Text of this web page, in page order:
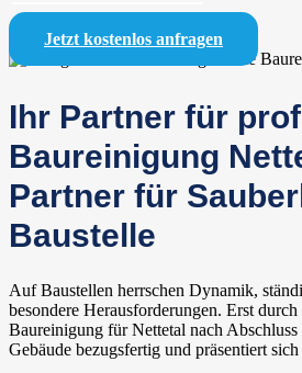
Jetzt kostenlos anfragen
Ihr Partner für
Baureinigung
Partner für
Baustelle
Auf Baustellen herrschen Dynamik,
besondere Herausforderungen. Erst
Baureinigung für Nettetal nach
Gebäude bezugsfertig und präsentiert